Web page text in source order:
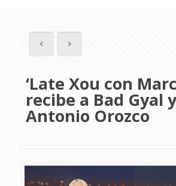
‘Late Xou con
recibe a Bad Gyal
Antonio Orozco